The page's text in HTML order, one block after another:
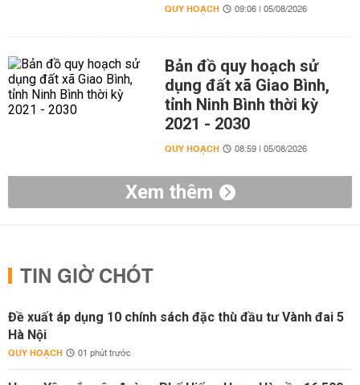
QUY HOẠCH 09:06 | 05/08/2026
Bản đồ quy hoạch sử
dụng đất xã Giao Bình,
tỉnh Ninh Bình thời kỳ
2021 - 2030
QUY HOẠCH 08:59 | 05/08/2026
Xem thêm
TIN GIỜ CHÓT
Đề xuất áp dụng 10 chính sách đặc thù đầu tư Vành đai 5
Hà Nội
QUY HOẠCH 01 phút trước